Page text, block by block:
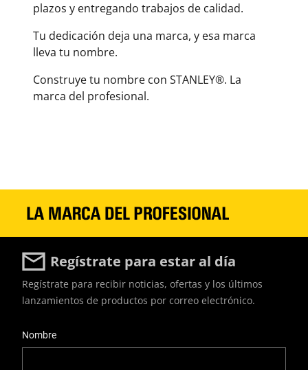
plazos y entregando trabajos de calidad.
Tu dedicación deja una marca, y esa marca
lleva tu nombre.
Construye tu nombre con STANLEY®. La
marca del profesional.
Regístrate para estar al día
Regístrate para recibir noticias, ofertas y los últimos
lanzamientos de productos por correo electrónico.
Nombre